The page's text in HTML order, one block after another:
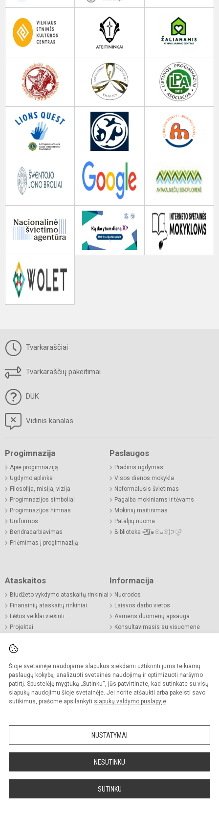
Šioje svetainėje naudojame slapukus siekdami užtikrinti jums teikiamų
paslaugų kokybę, analizuoti svetainės naudojimą ir optimizuoti naršymo
patirtį. Spustelėję mygtuką „Sutinku“, jūs patvirtinate, kad sutinkate su visų
slapukų naudojimu šioje svetainėje. Jei norite atšaukti arba pakeisti savo
sutikimus, prašome apsilankyti slapukų valdymo puslapyje.
NUSTATYMAI
NESUTINKU
SUTINKU
Tvarkaraščiai
Tvarkaraščių pakeitimai
DUK
Vidinis kanalas
Progimnazija
Apie progimnaziją
Ugdymo aplinka
Filosofija, misija, vizija
Progimnazijos simboliai
Progimnazijos himnas
Uniformos
Bendradarbiavimas
Priėmimas į progimnaziją
Paslaugos
Pradinis ugdymas
Visos dienos mokykla
Neformalusis švietimas
Pagalba mokiniams ir tėvams
Mokinių maitinimas
Patalpų nuoma
Biblioteka =͟͟͞͞٩(๑☉ᴗ☉)੭ु⁾⁾
Ataskaitos
Biudžeto vykdymo ataskaitų rinkiniai
Finansinių ataskaitų rinkiniai
Lėšos veiklai viešinti
Projektai
Viešieji pirkimai
Informacija
Nuorodos
Laisvos darbo vietos
Asmens duomenų apsauga
Konsultavimasis su visuomene
Civilinė sauga
Teisinė informacija
Atviri duomenys
RAŠYKITE
Bendraukime